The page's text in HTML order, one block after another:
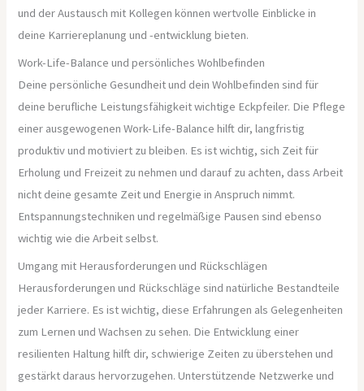
und der Austausch mit Kollegen können wertvolle Einblicke in
deine Karriereplanung und -entwicklung bieten.
Work-Life-Balance und persönliches Wohlbefinden
Deine persönliche Gesundheit und dein Wohlbefinden sind für
deine berufliche Leistungsfähigkeit wichtige Eckpfeiler. Die Pflege
einer ausgewogenen Work-Life-Balance hilft dir, langfristig
produktiv und motiviert zu bleiben. Es ist wichtig, sich Zeit für
Erholung und Freizeit zu nehmen und darauf zu achten, dass Arbeit
nicht deine gesamte Zeit und Energie in Anspruch nimmt.
Entspannungstechniken und regelmäßige Pausen sind ebenso
wichtig wie die Arbeit selbst.
Umgang mit Herausforderungen und Rückschlägen
Herausforderungen und Rückschläge sind natürliche Bestandteile
jeder Karriere. Es ist wichtig, diese Erfahrungen als Gelegenheiten
zum Lernen und Wachsen zu sehen. Die Entwicklung einer
resilienten Haltung hilft dir, schwierige Zeiten zu überstehen und
gestärkt daraus hervorzugehen. Unterstützende Netzwerke und